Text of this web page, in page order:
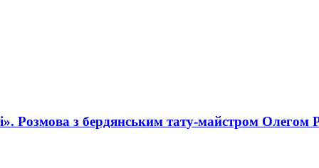
Розмова з бердянським тату-майстром Олегом